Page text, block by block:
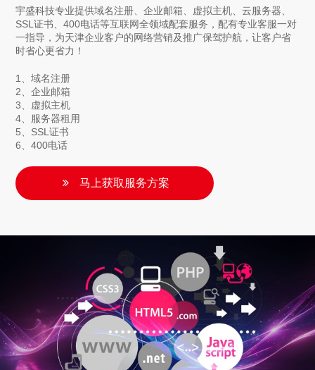
宇盛科技专业提供域名注册、企业邮箱、虚拟主机、云服务器、
SSL证书、400电话等互联网全领域配套服务，配有专业客服一对
一指导，为天津企业客户的网络营销及推广保驾护航，让客户省
时省心更省力！
1、域名注册
2、企业邮箱
3、虚拟主机
4、服务器租用
5、SSL证书
6、400电话
马上获取服务方案